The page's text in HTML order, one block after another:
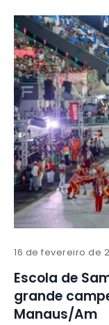
16 de fevereiro de
Escola de
grande
Manaus/Am